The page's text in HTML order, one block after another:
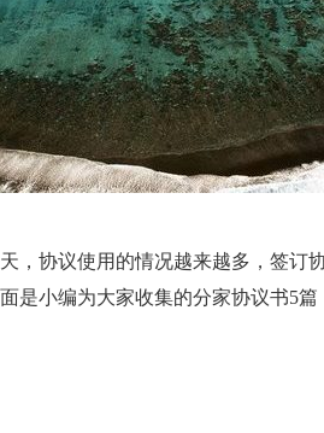
，协议使用的情况越来越多，签订
是小编为大家收集的分家协议书5篇